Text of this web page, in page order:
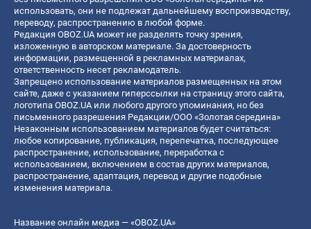
использовать, они не подлежат дальнейшему воспроизводству,
переводу, распространению в любой форме.
Редакция OBOZ.UA может не разделять точку зрения,
изложенную в авторском материале. За достоверность
информации, размещенной в рекламных материалах,
ответственность несет рекламодатель.
Запрещено использование материалов размещенных на этом
сайте, даже с указанием гиперссылки на страницу этого сайта,
логотипа OBOZ.UA или любого другого упоминания, но без
письменного разрешения Редакции/ООО «Золотая середина»
Незаконным использованием материалов будет считаться:
любое копирование, публикация, перепечатка, последующее
распространение, использование, переработка с
использованием, включением в состав других материалов,
распространение, адаптация, перевод и другие подобные
изменения материала.
Название онлайн медиа — «OBOZ.UA»